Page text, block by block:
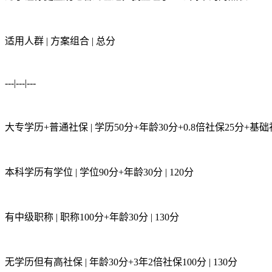
适用人群 | 方案组合 | 总分
---|---|---
大专学历+普通社保 | 学历50分+年龄30分+0.8倍社保25分+基础
本科学历有学位 | 学位90分+年龄30分 | 120分
有中级职称 | 职称100分+年龄30分 | 130分
无学历但有高社保 | 年龄30分+3年2倍社保100分 | 130分